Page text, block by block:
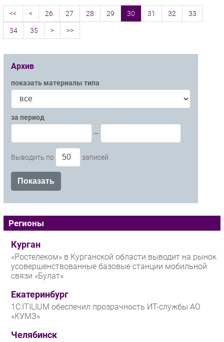
<< < 26 27 28 29 30 31 32 33
34 35 > >>
Архив
показать материалы типа
за период
—
Выводить по записей
Регионы
Курган
«Ростелеком» в Курганской области выводит на рынок
усовершенствованные базовые станции мобильной
связи «Булат»
Екатеринбург
1С:ITILIUM обеспечил прозрачность ИТ-службы АО
«КУМЗ»
Челябинск